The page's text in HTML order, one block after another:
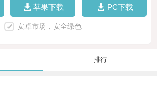
苹果下载 PC下载
安卓市场，安全绿色
排行